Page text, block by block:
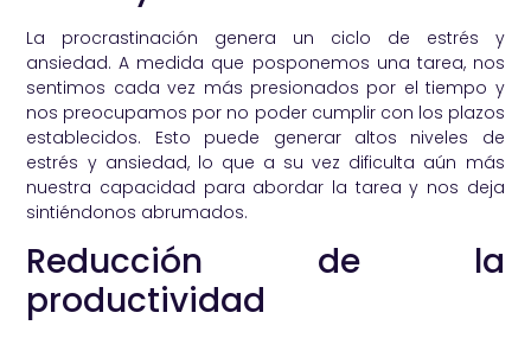
La procrastinación genera un ciclo de estrés y
ansiedad. A medida que posponemos una tarea, nos
sentimos cada vez más presionados por el tiempo y
nos preocupamos por no poder cumplir con los plazos
establecidos. Esto puede generar altos niveles de
estrés y ansiedad, lo que a su vez dificulta aún más
nuestra capacidad para abordar la tarea y nos deja
sintiéndonos abrumados.
Reducción de la
productividad